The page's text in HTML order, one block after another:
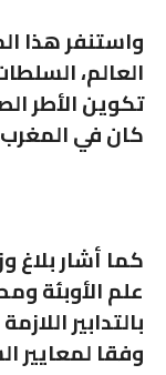
واستنفر هذا
العالم،
تكوين الأطر
كان في
كما أشار بلاغ
علم الأوبئة
بالتدابير
وفقا لمعايير